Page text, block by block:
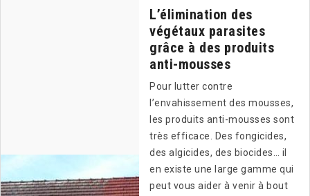
L’élimination des
végétaux parasites
grâce à des produits
anti-mousses
Pour lutter contre
l’envahissement des mousses,
les produits anti-mousses sont
très efficace. Des fongicides,
des algicides, des biocides… il
en existe une large gamme qui
peut vous aider à venir à bout